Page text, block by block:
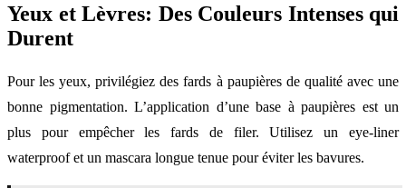
Yeux et Lèvres: Des Couleurs Intenses qui
Durent
Pour les yeux, privilégiez des fards à paupières de qualité avec une
bonne pigmentation. L’application d’une base à paupières est un
plus pour empêcher les fards de filer. Utilisez un eye-liner
waterproof et un mascara longue tenue pour éviter les bavures.